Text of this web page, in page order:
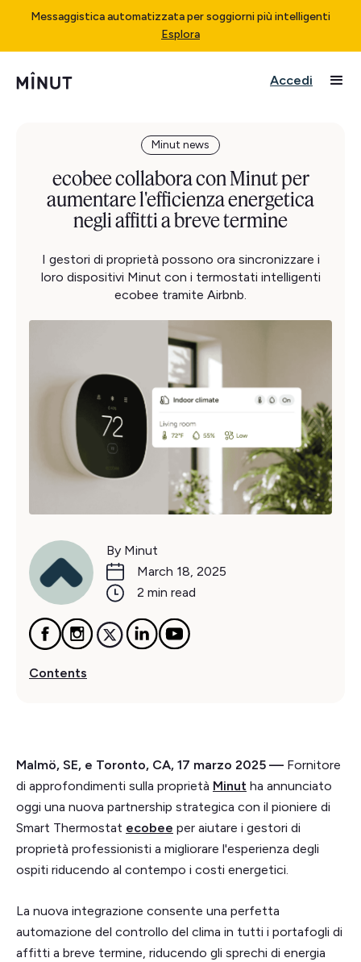
Messaggistica automatizzata per soggiorni più intelligenti
Esplora
Accedi
Minut news
ecobee collabora con Minut per
aumentare l'efficienza energetica
negli affitti a breve termine
I gestori di proprietà possono ora sincronizzare i
loro dispositivi Minut con i termostati intelligenti
ecobee tramite Airbnb.
By Minut
March 18, 2025
2 min read
Contents
Malmö, SE, e Toronto, CA, 17 marzo 2025 — Fornitore
di approfondimenti sulla proprietà Minut ha annunciato
oggi una nuova partnership strategica con il pioniere di
Smart Thermostat ecobee per aiutare i gestori di
proprietà professionisti a migliorare l'esperienza degli
ospiti riducendo al contempo i costi energetici.
La nuova integrazione consente una perfetta
automazione del controllo del clima in tutti i portafogli di
affitti a breve termine, riducendo gli sprechi di energia